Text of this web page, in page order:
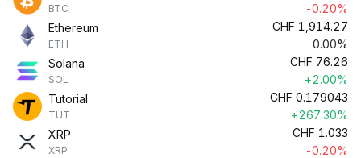
BTC
-0.20%
Ethereum
ETH
CHF 1,914.27
0.00%
Solana
SOL
CHF 76.26
+2.00%
Tutorial
TUT
CHF 0.179043
+267.30%
XRP
XRP
CHF 1.033
-0.20%